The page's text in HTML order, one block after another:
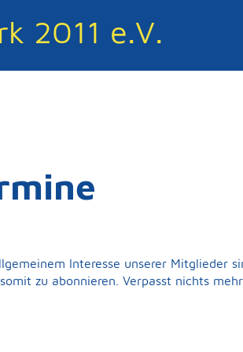
2011 e.V.
Interesse unserer Mitglieder
zu abonnieren. Verpasst nichts